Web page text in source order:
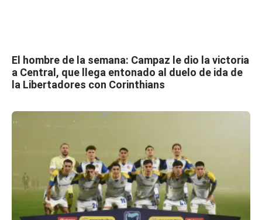
El hombre de la semana: Campaz le dio la victoria
a Central, que llega entonado al duelo de ida de
la Libertadores con Corinthians